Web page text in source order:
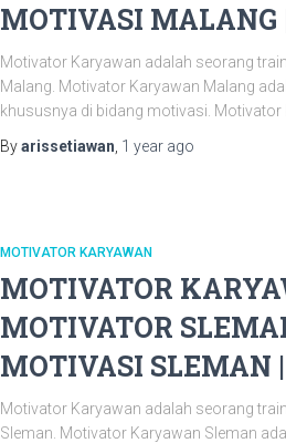
MOTIVASI MALANG
Motivator Karyawan adalah seorang
Malang. Motivator Karyawan Malang
khususnya di bidang motivasi.
Byarissetiawan 1 yearago
MOTIVATOR KARYAWAN
MOTIVATOR
MOTIVATOR
MOTIVASI SLEMAN
Motivator Karyawan adalah seorang
Sleman. Motivator Karyawan Sleman